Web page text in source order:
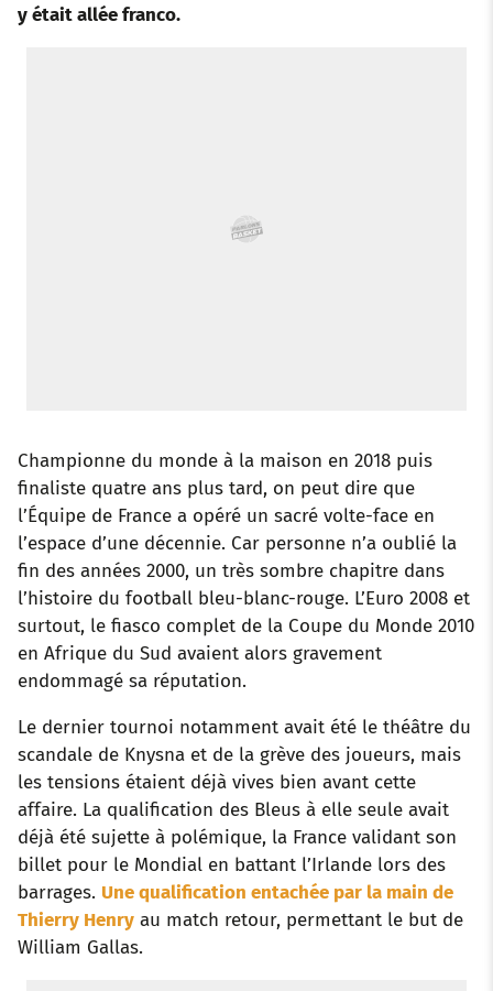
y était allée franco.
Championne du monde à la maison en 2018 puis
finaliste quatre ans plus tard, on peut dire que
l’Équipe de France a opéré un sacré volte-face en
l’espace d’une décennie. Car personne n’a oublié la
fin des années 2000, un très sombre chapitre dans
l’histoire du football bleu-blanc-rouge. L’Euro 2008 et
surtout, le fiasco complet de la Coupe du Monde 2010
en Afrique du Sud avaient alors gravement
endommagé sa réputation.
Le dernier tournoi notamment avait été le théâtre du
scandale de Knysna et de la grève des joueurs, mais
les tensions étaient déjà vives bien avant cette
affaire. La qualification des Bleus à elle seule avait
déjà été sujette à polémique, la France validant son
billet pour le Mondial en battant l’Irlande lors des
barrages. Une qualification entachée par la main de
Thierry Henry au match retour, permettant le but de
William Gallas.